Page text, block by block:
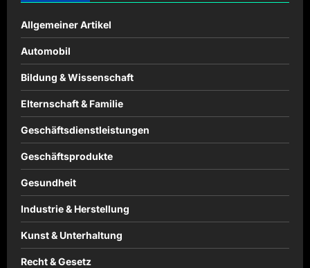
Allgemeiner Artikel
Automobil
Bildung & Wissenschaft
Elternschaft & Familie
Geschäftsdienstleistungen
Geschäftsprodukte
Gesundheit
Industrie & Herstellung
Kunst & Unterhaltung
Recht & Gesetz